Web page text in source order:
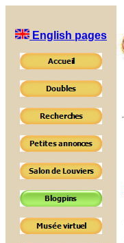
English pages